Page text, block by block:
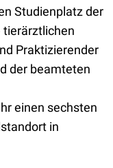
Studienplatz der
tierärztlichen
Praktizierender
der beamteten
einen sechsten
in